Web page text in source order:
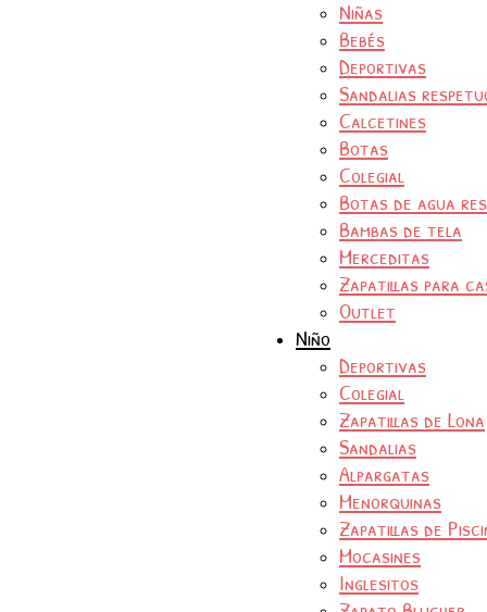
Niñas
Bebés
Deportivas
Sandalias
Calcetines
Botas
Colegial
Botas de agua
Bambas de tela
Merceditas
Zapatillas para
Outlet
Niño
Deportivas
Colegial
Zapatillas de Lona
Sandalias
Alpargatas
Menorquinas
Zapatillas de
Mocasines
Inglesitos